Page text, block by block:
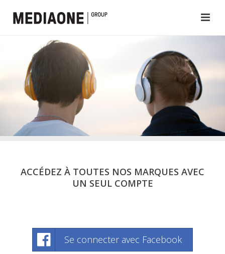
ACCÉDEZ À TOUTES NOS MARQUES AVEC
UN SEUL COMPTE
Se connecter avec Facebook